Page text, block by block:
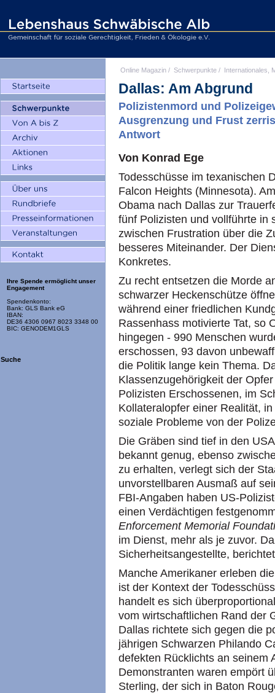
Ihre Spende ermöglicht unser
Engagement
Spendenkonto:
Bank: GLS Bank eG
IBAN:
DE36 4306 0967 8023 3348 00
BIC: GENODEM1GLS
Suche
Online Magazin / Schwerpunkte / Internationales,
Dallas: Am Abgrund
Polizistenmord und
Ausgrenzung und Frust
Antwort
Von Konrad Ege
Todesschüsse im texanischen
Falcon Heights (Minnesota).
Obama nach Dallas zur
fünf Polizisten und vollführte in
zwischen Frustration über die
besseres Miteinander. Der
Konkretes.
Zu recht entsetzen die Morde
schwarzer Heckenschütze
während einer friedlichen
Rassenhass motivierte Tat, so
hingegen - 990 Menschen
erschossen, 93 davon
die Politik lange kein Thema.
Klassenzugehörigkeit der
Polizisten Erschossenen, im
Kollateralopfer einer Realität,
soziale Probleme von der
Die Gräben sind tief in den
bekannt genug, ebenso
zu erhalten, verlegt sich der
unvorstellbaren Ausmaß auf
FBI-Angaben haben US-
einen Verdächtigen
Enforcement Memorial
im Dienst, mehr als je zuvor.
Sicherheitsangestellte,
Manche Amerikaner erleben
ist der Kontext der
handelt es sich
vom wirtschaftlichen Rand der
Dallas richtete sich gegen die
jährigen Schwarzen Philando
defekten Rücklichts an seinem
Demonstranten waren empört
Sterling, der sich in Baton